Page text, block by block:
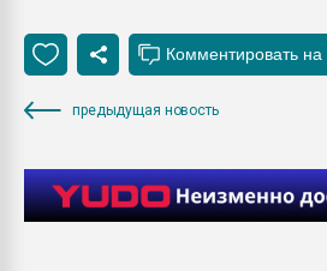
предыдущая новость